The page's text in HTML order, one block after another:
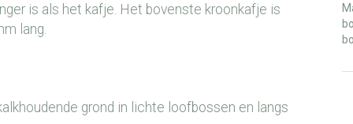
is als het kafje. Het bovenste kroonkafje is
lang.
grond in lichte loofbossen en langs